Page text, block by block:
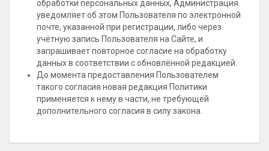
обработки персональных данных, Администрация
уведомляет об этом Пользователя по электронной
почте, указанной при регистрации, либо через
учётную запись Пользователя на Сайте, и
запрашивает повторное согласие на обработку
данных в соответствии с обновлённой редакцией.
До момента предоставления Пользователем
такого согласия новая редакция Политики
применяется к нему в части, не требующей
дополнительного согласия в силу закона.